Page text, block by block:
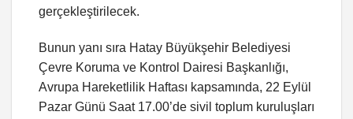
gerçekleştirilecek.
Bunun yanı sıra Hatay Büyükşehir Belediyesi
Çevre Koruma ve Kontrol Dairesi Başkanlığı,
Avrupa Hareketlilik Haftası kapsamında, 22 Eylül
Pazar Günü Saat 17.00’de sivil toplum kuruluşları